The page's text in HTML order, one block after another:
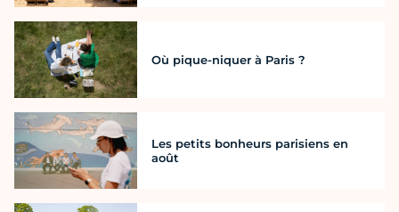
Où pique-niquer à Paris ?
Les petits bonheurs parisiens en
août